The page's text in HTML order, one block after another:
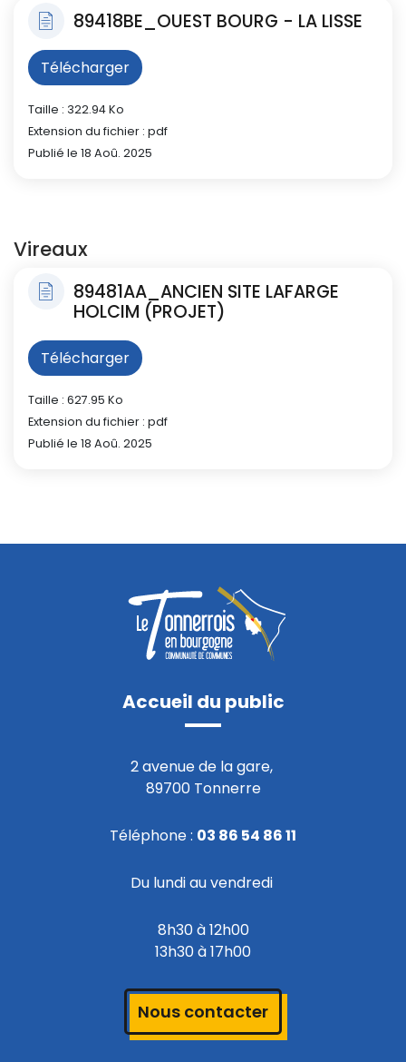
89418BE_OUEST BOURG - LA LISSE
Télécharger
Taille : 322.94 Ko
Extension du fichier : pdf
Publié le 18 Aoû. 2025
Vireaux
89481AA_ANCIEN SITE LAFARGE
HOLCIM (PROJET)
Télécharger
Taille : 627.95 Ko
Extension du fichier : pdf
Publié le 18 Aoû. 2025
Accueil du public
2 avenue de la gare,
89700 Tonnerre
Téléphone : 03 86 54 86 11
Du lundi au vendredi
8h30 à 12h00
13h30 à 17h00
Nous contacter